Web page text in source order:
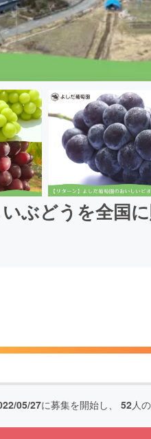
ぶどうを全国
05/27に募集を開始し、 52人